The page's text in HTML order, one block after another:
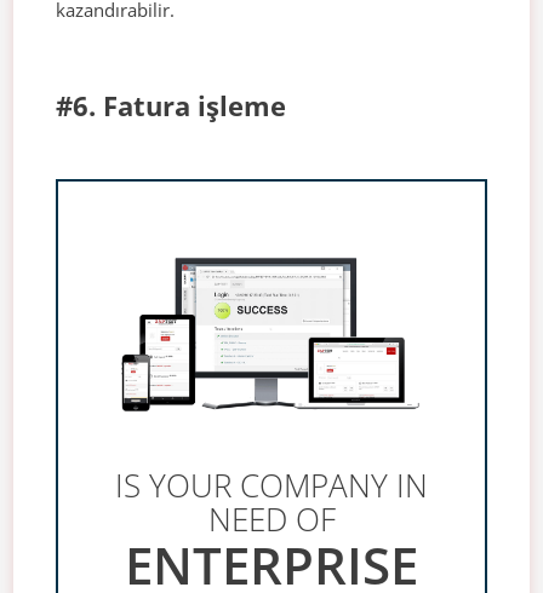
kazandırabilir.
#6. Fatura işleme
IS YOUR COMPANY IN
NEED OF
ENTERPRISE